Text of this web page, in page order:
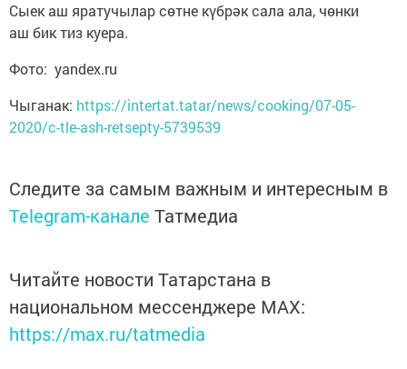
Сыек аш яратучылар сөтне күбрәк сала ала, чөнки
аш бик тиз куера.
Фото: yandex.ru
Чыганак: https://intertat.tatar/news/cooking/07-05-
2020/c-tle-ash-retsepty-5739539
Следите за самым важным и интересным в
Telegram-канале Татмедиа
Читайте новости Татарстана в
национальном мессенджере MАХ:
https://max.ru/tatmedia